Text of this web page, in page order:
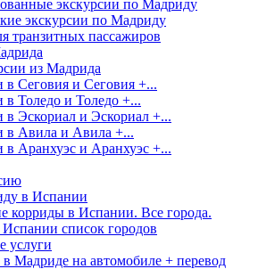
экскурсии по Мадриду
экскурсии по Мадриду
транзитных пассажиров
из Мадрида
в Сеговия и Сеговия +...
в Толедо и Толедо +...
в Эскориал и Эскориал +...
в Авила и Авила +...
в Аранхуэс и Аранхуэс +...
в Испании
корриды в Испании. Все города.
список городов
услуги
Мадриде на автомобиле + перевод